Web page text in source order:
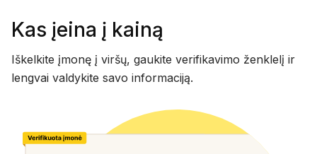
Kas įeina į kainą
Iškelkite įmonę į viršų, gaukite verifikavimo ženklelį ir
lengvai valdykite savo informaciją.